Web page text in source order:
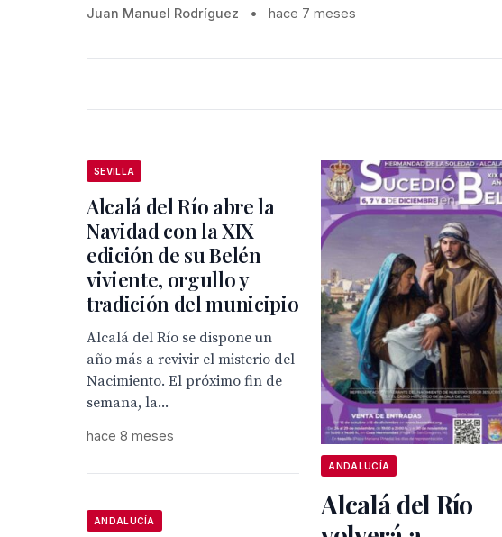
Juan Manuel Rodríguez • hace 7 meses
SEVILLA
Alcalá del Río abre la
Navidad con la XIX
edición de su Belén
viviente, orgullo y
tradición del municipio
Alcalá del Río se dispone un
año más a revivir el misterio del
Nacimiento. El próximo fin de
semana, la...
hace 8 meses
ANDALUCÍA
Alcalá del Río
ANDALUCÍA